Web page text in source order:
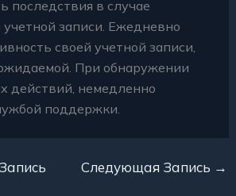
последствия в случае
записи. Ежедневно
своей учетной записи,
При обнаружении
действий, немедленно
поддержки.
Следующая Запись →